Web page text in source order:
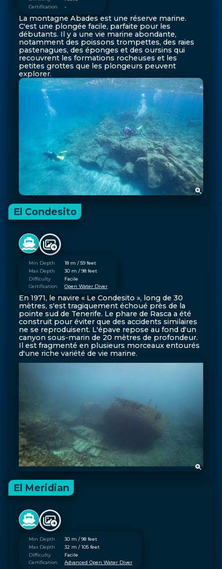
Certification
-
La montagne Abades est une réserve marine.
C'est une plongée facile, parfaite pour les
débutants. Il y a une vie marine abondante,
notamment des poissons trompettes, des raies
pastenagues, des éponges et des oursins qui
recouvrent les formations rocheuses et les
petites grottes que les plongeurs peuvent
explorer.
El Condesito
Min Depth
18 m / 59 feet
Max Depth
30 m / 98 feet
Difficulty
Facile
Certification
Open Water Diver
En 1971, le navire « Le Condesito », long de 30
mètres, s'est tragiquement échoué près de la
pointe sud de Tenerife. Le phare de Rasca a été
construit pour éviter que des accidents similaires
ne se reproduisent. L'épave repose au fond d'un
canyon sous-marin de 20 mètres de profondeur.
Il est fragmenté en plusieurs morceaux entourés
d'une riche variété de vie marine.
El Meridian
Min Depth
30 m / 98 feet
Max Depth
32 m / 105 feet
Difficulty
Facile
Certification
Advanced Open Water Diver